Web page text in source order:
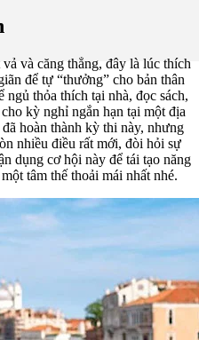
và căng thẳng, đây là lúc thích
để tự “thưởng” cho bản thân
thỏa thích tại nhà, đọc sách,
kỳ nghỉ ngắn hạn tại một địa
hoàn thành kỳ thi này, nhưng
nhiều điều rất mới, đòi hỏi sự
dụng cơ hội này để tái tạo năng
tâm thế thoải mái nhất nhé.